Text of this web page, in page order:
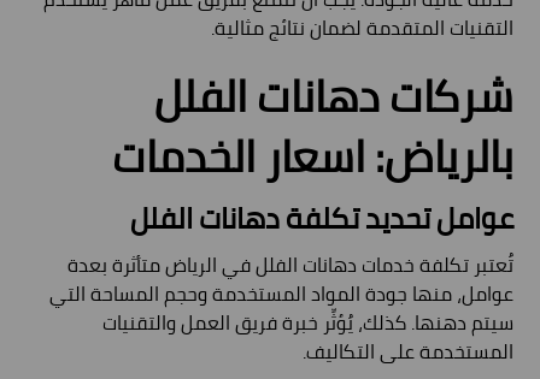
التقنيات المتقدمة لضمان نتائج مثالية.
شركات دهانات الفلل
بالرياض: اسعار الخدمات
عوامل تحديد تكلفة دهانات الفلل
تُعتبر تكلفة خدمات دهانات الفلل في الرياض متأثرة بعدة
عوامل، منها جودة المواد المستخدمة وحجم المساحة التي
سيتم دهنها. كذلك، يُؤثِّر خبرة فريق العمل والتقنيات
المستخدمة على التكاليف.